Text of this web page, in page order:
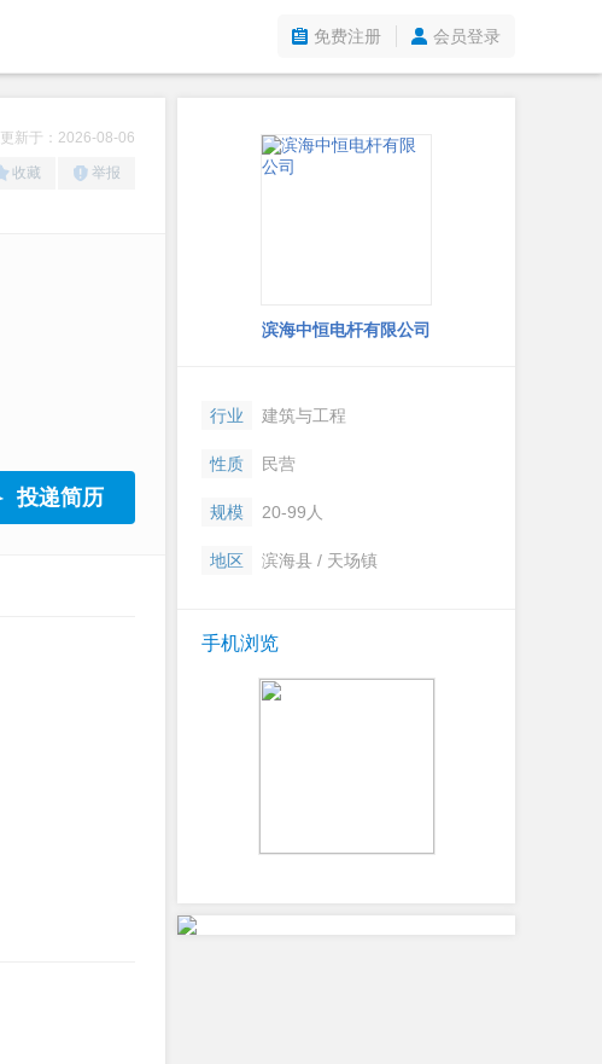
免费注册 会员登录
更新于：2026-08-06
收藏 举报
投递简历
滨海中恒电杆有限公司
行业 建筑与工程
性质 民营
规模 20-99人
地区 滨海县 / 天场镇
手机浏览